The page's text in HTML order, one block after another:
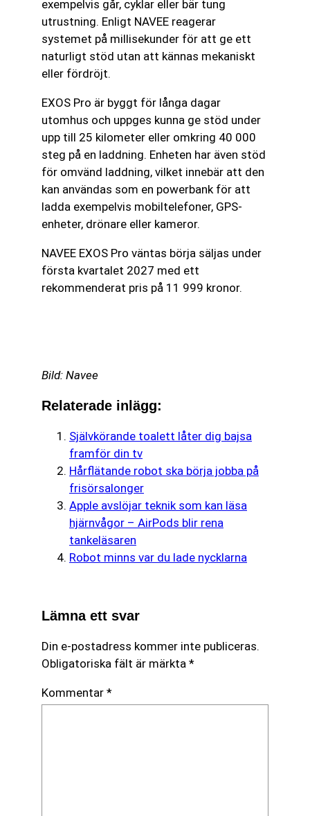
exempelvis går, cyklar eller bär tung
utrustning. Enligt NAVEE reagerar
systemet på millisekunder för att ge ett
naturligt stöd utan att kännas mekaniskt
eller fördröjt.
EXOS Pro är byggt för långa dagar
utomhus och uppges kunna ge stöd under
upp till 25 kilometer eller omkring 40 000
steg på en laddning. Enheten har även stöd
för omvänd laddning, vilket innebär att den
kan användas som en powerbank för att
ladda exempelvis mobiltelefoner, GPS-
enheter, drönare eller kameror.
NAVEE EXOS Pro väntas börja säljas under
första kvartalet 2027 med ett
rekommenderat pris på 11 999 kronor.
Bild: Navee
Relaterade inlägg:
Självkörande toalett låter dig bajsa
framför din tv
Hårflätande robot ska börja jobba på
frisörsalonger
Apple avslöjar teknik som kan läsa
hjärnvågor – AirPods blir rena
tankeläsaren
Robot minns var du lade nycklarna
Lämna ett svar
Din e-postadress kommer inte publiceras.
Obligatoriska fält är märkta *
Kommentar *